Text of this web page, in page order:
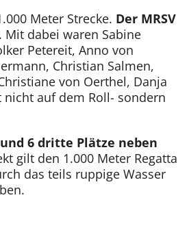
Meter Strecke. Der MRSV
. Mit dabei waren Sabine
Petereit, Anno von
Christian Salmen,
von Oerthel, Danja
nicht auf dem Roll- sondern
6 dritte Plätze neben
gilt den 1.000 Meter Regatta
das teils ruppige Wasser